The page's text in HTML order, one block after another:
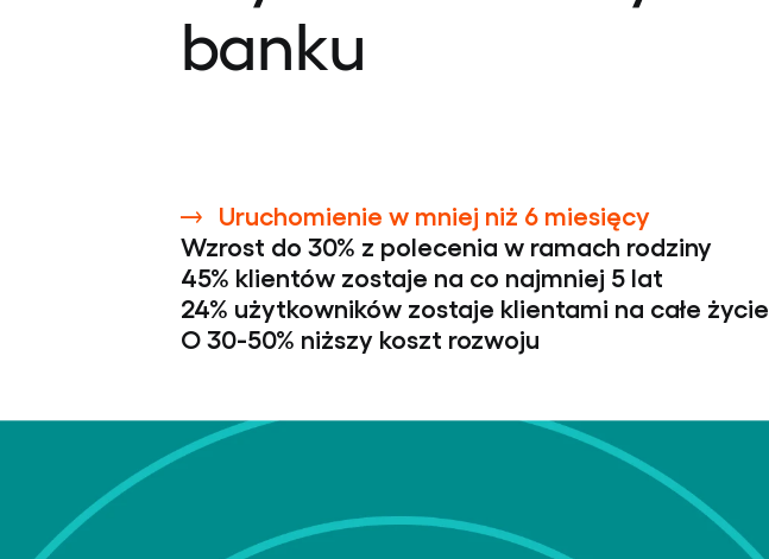
banku
Uruchomienie w mniej niż 6 miesięcy
Wzrost do 30% z polecenia w ramach rodziny
45% klientów zostaje na co najmniej 5 lat
24% użytkowników zostaje klientami na całe życie
O 30-50% niższy koszt rozwoju